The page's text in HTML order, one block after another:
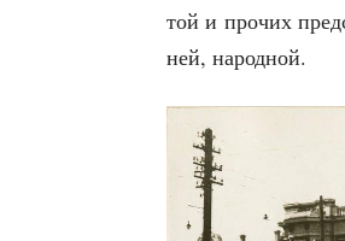
той и про­чих
ней, народной.